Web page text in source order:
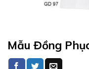
Mẫu Đồng